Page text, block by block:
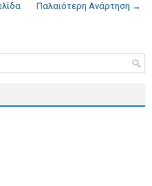
Παλαιότερη Ανάρτηση →